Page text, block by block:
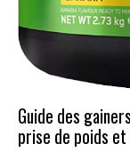
Guide des
prise de poids